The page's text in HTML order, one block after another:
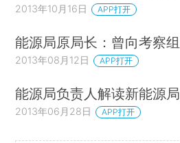
2013年10月16日 APP打开
能源局原局长：曾向考察
2013年08月12日 APP打开
能源局负责人解读新能源
2013年06月28日 APP打开